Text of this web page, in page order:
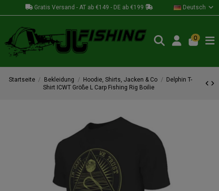
Gratis Versand - AT ab €149 - DE ab €199 Deutsch
0
Startseite Bekleidung Hoodie, Shirts, Jacken & Co
Delphin T-
Shirt ICWT Größe L Carp Fishing Rig Boilie